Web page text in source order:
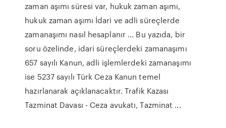
zaman aşımı süresi var, hukuk zaman aşımı,
hukuk zaman aşımı İdari ve adli süreçlerde
zamanaşımı nasıl hesaplanır ... Bu yazıda, bir
soru özelinde, idari süreçlerdeki zamanaşımı
657 sayılı Kanun, adli işlemlerdeki zamanaşımı
ise 5237 sayılı Türk Ceza Kanun temel
hazırlanarak açıklanacaktır. Trafik Kazası
Tazminat Davası - Ceza avukatı, Tazminat ...